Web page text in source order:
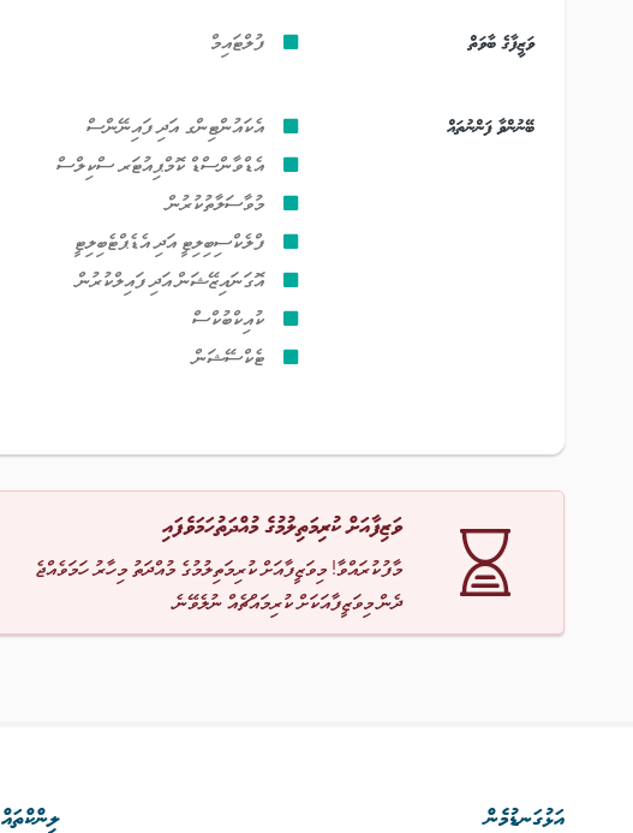
ވަޒީފާގެ ބާވަތް ފުލްޓައިމް
ބޭނުންވާ ފަންނުތައް
އެކައުންޓިންގ އަދި ފައިނޭންސް
އެޑްވާންސްޑް ކޮމްޕިއުޓަރ ސްކިލްސް
މުވާސަލާތުކުރުން
ފްލެކްސިބިލިޓީ އަދި އެޑެޕްޓެބިލިޓީ
އޮގަނައިޒޭޝަން އަދި ފައިލްކުރުން
ކުއިކްބުކްސް
ޓެކްސޭޝަން
ވަޒިފާއަށް ކުރިމަތިލުމުގެ މުއްދަތުހަމަވެފައި
މާފުކުރައްވާ! މިވަޒީފާއަށް ކުރިމަތިލުމުގެ މުއްދަތު މިހާރު ހަމަވެއްޖެ
ދެން މިވަޒީފާއަކަށް ކުރިމައްޗެއް ނުލެވޭނެ.
އަޅުގަނޑުމެން ލިންކްތައް